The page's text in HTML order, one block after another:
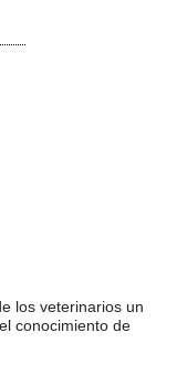
los veterinarios un
conocimiento de